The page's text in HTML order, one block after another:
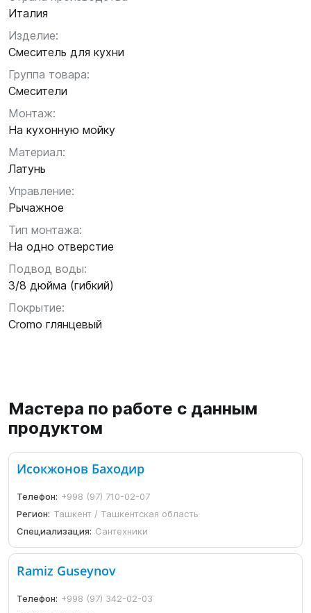
Италия
Изделие:
Смеситель для кухни
Группа товара:
Смесители
Монтаж:
На кухонную мойку
Материал:
Латунь
Управление:
Рычажное
Тип монтажа:
На одно отверстие
Подвод воды:
3/8 дюйма (гибкий)
Покрытие:
Сromo глянцевый
Мастера по работе с данным
продуктом
Исокжонов Баходир
Телефон: +998 (97) 710-02-07
Регион: Ташкент / Ташкентская область
Специализация: Сантехники
Ramiz Guseynov
Телефон: +998 (97) 342-02-03